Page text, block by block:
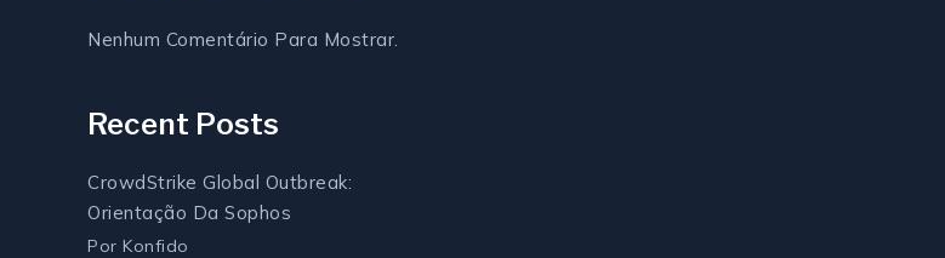
Nenhum Comentário Para Mostrar.
Recent Posts
CrowdStrike Global Outbreak:
Orientação Da Sophos
Por Konfido